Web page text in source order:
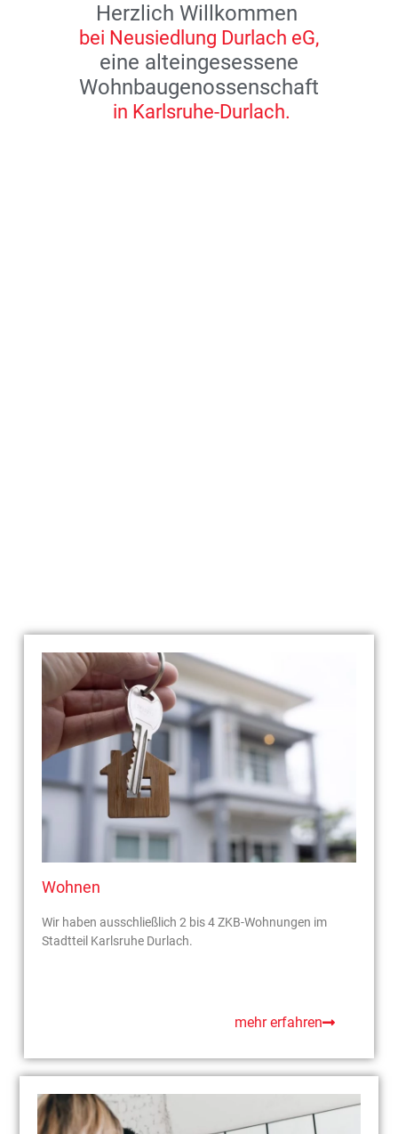
Herzlich Willkommen
bei Neusiedlung Durlach eG,
eine alteingesessene
Wohnbaugenossenschaft
in Karlsruhe-Durlach.
Wohnen
Wir haben ausschließlich 2 bis 4 ZKB-Wohnungen im
Stadtteil Karlsruhe Durlach.
mehr erfahren